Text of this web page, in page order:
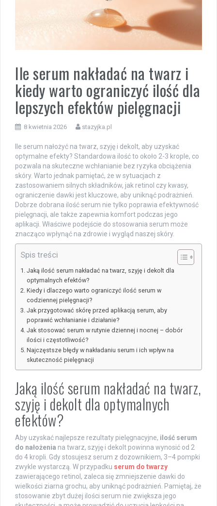
Ile serum nakładać na twarz i
kiedy warto ograniczyć ilość dla
lepszych efektów pielęgnacji
8 kwietnia 2026 stazyjka.pl
Ile serum nałożyć na twarz, szyję i dekolt, aby uzyskać
optymalne efekty? Standardowa ilość to około 2-3 krople, co
pozwala na skuteczne wchłanianie bez ryzyka obciążenia
skóry. Warto jednak pamiętać, że w sytuacjach z
zastosowaniem silnych składników, jak retinol czy kwasy,
ograniczenie dawki jest kluczowe, aby uniknąć podrażnień.
Dobrze dobrana ilość serum nie tylko poprawia efektywność
pielęgnacji, ale także zapewnia komfort podczas jego
aplikacji. Właściwe podejście do stosowania serum może
znacząco wpłynąć na zdrowie i wygląd naszej skóry.
Spis treści
Jaką ilość serum nakładać na twarz, szyję i dekolt dla
optymalnych efektów?
Kiedy i dlaczego warto ograniczyć ilość serum w
codziennej pielęgnacji?
Jak przygotować skórę przed aplikacją serum, aby
poprawić wchłanianie i działanie?
Jak stosować serum w rutynie dziennej i nocnej – dobór
ilości i częstotliwość?
Najczęstsze błędy w nakładaniu serum i ich wpływ na
skuteczność pielęgnacji
Jaką ilość serum nakładać na twarz,
szyję i dekolt dla optymalnych
efektów?
Aby uzyskać najlepsze rezultaty pielęgnacyjne, ilość serum
do nałożenia na twarz, szyję i dekolt powinna wynosić od 2
do 4 kropli. Gdy stosujesz serum z dozownikiem, 3–4 pompki
zwykle wystarczą. W przypadku serum do twarzy
zawierającego retinol, zaleca się zmniejszenie dawki do
wielkości ziarna grochu, aby uniknąć podrażnień. Pamiętaj, że
stosowanie zbyt dużej ilości serum nie zwiększa jego